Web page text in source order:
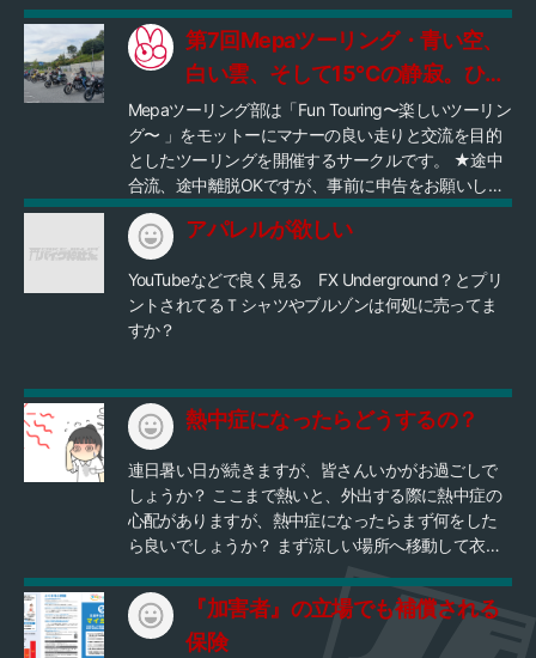
第7回Mepaツーリング・青い空、
白い雲、そして15℃の静寂。ひと
夏の涼を巡る旅
Mepaツーリング部は「Fun Touring〜楽しいツーリン
グ〜 」をモットーにマナーの良い走りと交流を目的
としたツーリングを開催するサークルです。 ★途中
合流、途中離脱OKですが、事前に申告をお願いしま
す。 ★出発時間厳守を心がけ遅れる場合は事前連絡
をお願いします。 ・「ゆずりあい」の気持ちで安全
運転に努めてください。 ・法定速度を守り、蛇行運
転、対向車線へのはみ出し等、危険な運転は行わな
いでください。 ・不正改造車やJMCAの定める音量
規制に適合しないマフラー装着車両の参加は認めま
ソリンを満タンにして参加してください。 ・天候
（路面凍結など）や交通事情により、予告なしにコ
ース変更を行う場合がありますのでご了承くださ
い。 募集人数：12名 ※定員オーバーした場合はお断
りする場合があります。 申込方法：氏名、携帯番号
を記入してメール
（peace.bike.touring@gmail.com）にてお申込みく
ださい。 集 合：2026年7月12日・9:30集合（集
合後10分程ブリーフィングを行います） 集合場所：
道の駅あいとうマーガレットステーション・バイク
駐輪場 〒527-0162 滋賀県東近江市妹町
アパレルが欲しい
YouTubeなどで良く見る FX Underground？とプリ
ントされてるＴシャツやブルゾンは何処に売ってま
すか？
熱中症になったらどうするの？
連日暑い日が続きますが、皆さんいかがお過ごしで
しょうか？ ここまで熱いと、外出する際に熱中症の
心配がありますが、熱中症になったらまず何をした
ら良いでしょうか？ まず涼しい場所へ移動して衣服
給と塩分の補給をおこないましょう。 その時水を一
気に飲まずに、少しずつ飲むようにしましょう。 ま
た、扇風機やうちわなどで風をあてて、 体が熱けれ
『加害者』の立場でも補償される
保険